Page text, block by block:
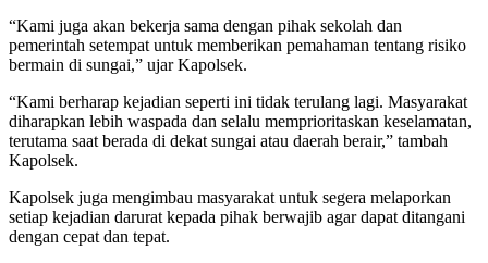
“Kami juga akan bekerja sama dengan pihak sekolah dan
pemerintah setempat untuk memberikan pemahaman tentang risiko
bermain di sungai,” ujar Kapolsek.
“Kami berharap kejadian seperti ini tidak terulang lagi. Masyarakat
diharapkan lebih waspada dan selalu memprioritaskan keselamatan,
terutama saat berada di dekat sungai atau daerah berair,” tambah
Kapolsek.
Kapolsek juga mengimbau masyarakat untuk segera melaporkan
setiap kejadian darurat kepada pihak berwajib agar dapat ditangani
dengan cepat dan tepat.